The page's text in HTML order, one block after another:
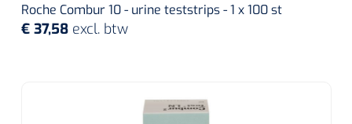
Roche Combur 10 - urine teststrips - 1 x 100 st
€ 37,58 excl. btw